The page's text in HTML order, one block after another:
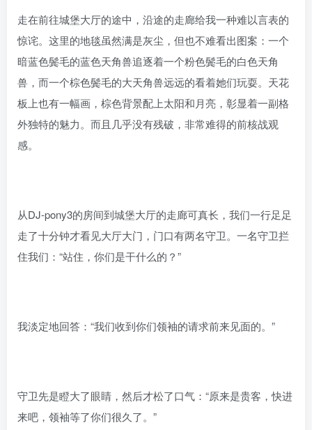
走在前往城堡大厅的途中，沿途的走廊给我一种难以言表的
惊诧。这里的地毯虽然满是灰尘，但也不难看出图案：一个
暗蓝色鬓毛的蓝色天角兽追逐着一个粉色鬓毛的白色天角
兽，而一个棕色鬓毛的大天角兽远远的看着她们玩耍。天花
板上也有一幅画，棕色背景配上太阳和月亮，彰显着一副格
外独特的魅力。而且几乎没有残破，非常难得的前核战观
感。
从DJ-pony3的房间到城堡大厅的走廊可真长，我们一行足足
走了十分钟才看见大厅大门，门口有两名守卫。一名守卫拦
住我们：“站住，你们是干什么的？”
我淡定地回答：“我们收到你们领袖的请求前来见面的。”
守卫先是瞪大了眼睛，然后才松了口气：“原来是贵客，快进
来吧，领袖等了你们很久了。”